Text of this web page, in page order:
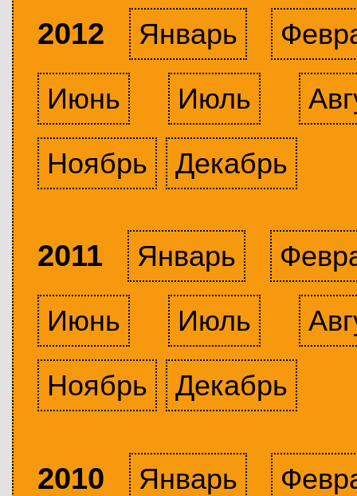
2012 Январь
Июнь
Июль
Ноябрь
Декабрь
2011 Январь
Июнь
Июль
Ноябрь
Декабрь
2010 Январь